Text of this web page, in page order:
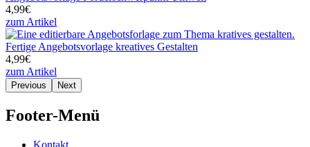
4,99€
zum Artikel
Fertige Angebotsvorlage kreatives Gestalten
4,99€
zum Artikel
Previous Next
Footer-Menü
Kontakt